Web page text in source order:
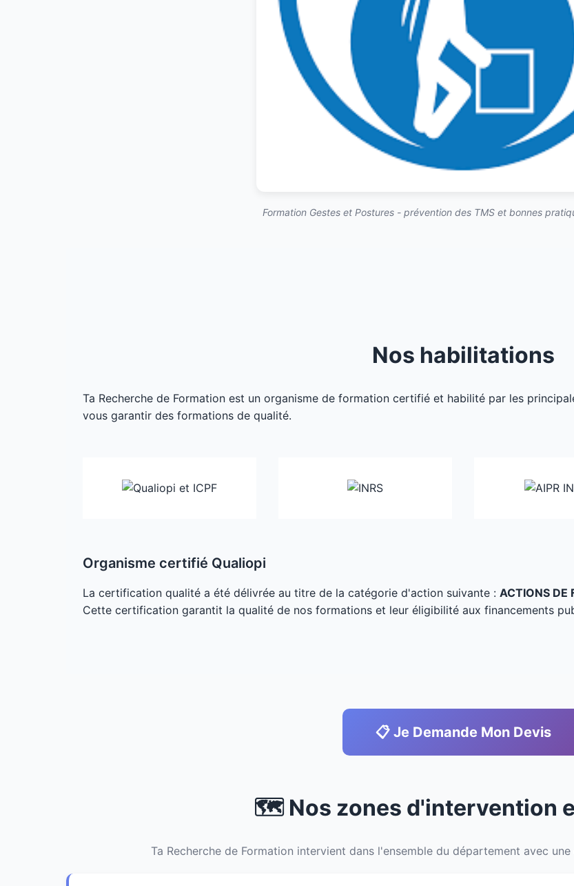
Formation Gestes et Postures - prévention des TMS et bonnes
Nos habilitations
Ta Recherche de Formation est un organisme de formation certifié et habilité par les
vous garantir des formations de qualité.
Organisme certifié Qualiopi
La certification qualité a été délivrée au titre de la catégorie d'action suivante : ACTIONS DE
Cette certification garantit la qualité de nos formations et leur éligibilité aux financements
📋 Je Demande Mon Devis
🗺️ Nos zones d'intervention
Ta Recherche de Formation intervient dans l'ensemble du département avec